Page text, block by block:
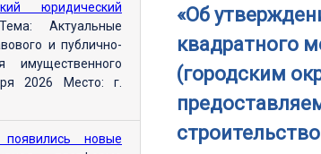
«Об
квадратного
(городским
юридический
Актуальные
и публично-
имущественного
2026 Место: г.
новые